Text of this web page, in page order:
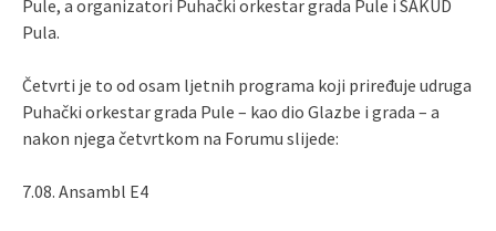
Pule, a organizatori Puhački orkestar grada Pule i SAKUD
Pula.
Četvrti je to od osam ljetnih programa koji priređuje udruga
Puhački orkestar grada Pule – kao dio Glazbe i grada – a
nakon njega četvrtkom na Forumu slijede:
7.08. Ansambl E4